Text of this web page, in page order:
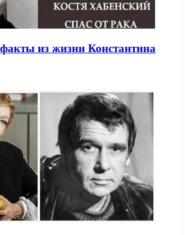
из жизни Константина